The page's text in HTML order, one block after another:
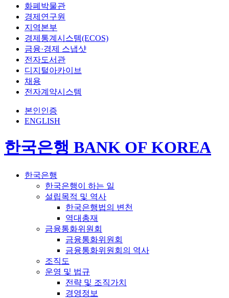
화폐박물관
경제연구원
지역본부
경제통계시스템(ECOS)
금융·경제 스냅샷
전자도서관
디지털아카이브
채용
전자계약시스템
본인인증
ENGLISH
한국은행 BANK OF KOREA
한국은행
한국은행이 하는 일
설립목적 및 역사
한국은행법의 변천
역대총재
금융통화위원회
금융통화위원회
금융통화위원회의 역사
조직도
운영 및 법규
전략 및 조직가치
경영정보